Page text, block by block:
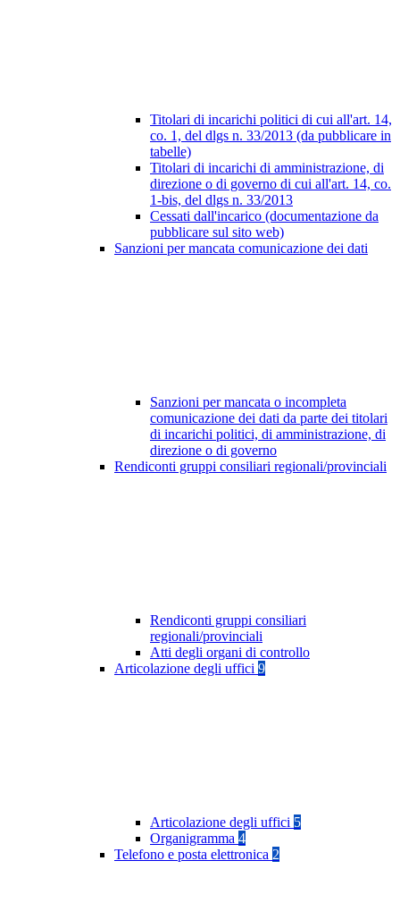
Titolari di incarichi politici di cui all'art. 14,
co. 1, del dlgs n. 33/2013 (da pubblicare in
tabelle)
Titolari di incarichi di amministrazione, di
direzione o di governo di cui all'art. 14, co.
1-bis, del dlgs n. 33/2013
Cessati dall'incarico (documentazione da
pubblicare sul sito web)
Sanzioni per mancata comunicazione dei dati
Sanzioni per mancata o incompleta
comunicazione dei dati da parte dei titolari
di incarichi politici, di amministrazione, di
direzione o di governo
Rendiconti gruppi consiliari regionali/provinciali
Rendiconti gruppi consiliari
regionali/provinciali
Atti degli organi di controllo
Articolazione degli uffici 9
Articolazione degli uffici 5
Organigramma 4
Telefono e posta elettronica 2